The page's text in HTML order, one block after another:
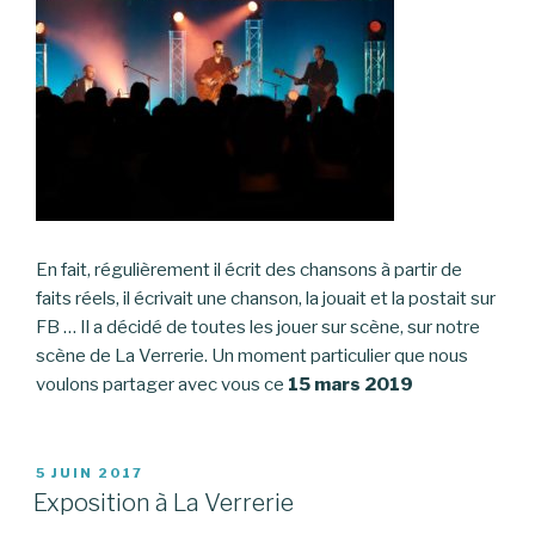
En fait, régulièrement il écrit des chansons à partir de
faits réels, il écrivait une chanson, la jouait et la postait sur
FB … Il a décidé de toutes les jouer sur scène, sur notre
scène de La Verrerie. Un moment particulier que nous
voulons partager avec vous ce 15 mars 2019
PUBLIÉ
LE
5 JUIN 2017
Exposition à La Verrerie